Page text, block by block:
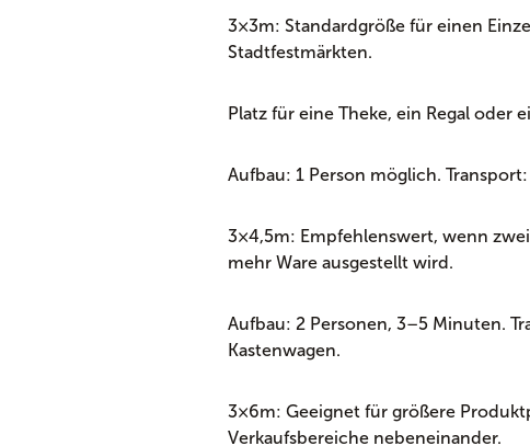
3×3m: Standardgröße für einen
Stadtfestmärkten.
Platz für eine Theke, ein Regal oder
Aufbau: 1 Person möglich.
3×4,5m: Empfehlenswert, wenn
mehr Ware ausgestellt wird.
Aufbau: 2 Personen, 3–5 Minuten.
Kastenwagen.
3×6m: Geeignet für größere
Verkaufsbereiche nebeneinander.